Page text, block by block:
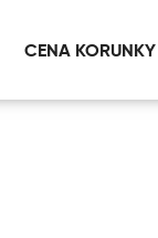
CENA KORUNKY